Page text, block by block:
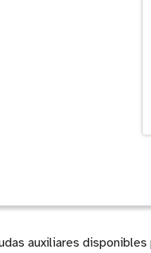
auxiliares